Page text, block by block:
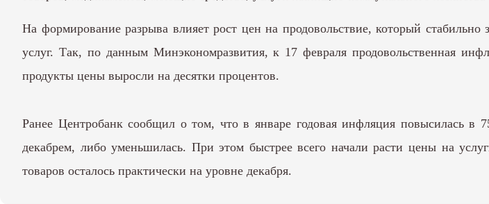
На формирование разрыва влияет рост цен на продовольствие, который
услуг. Так, по данным Минэкономразвития, к 17 февраля продовольственная
продукты цены выросли на десятки процентов.
Ранее Центробанк сообщил о том, что в январе годовая инфляция повысилась в
декабрем, либо уменьшилась. При этом быстрее всего начали расти цены на
товаров осталось практически на уровне декабря.